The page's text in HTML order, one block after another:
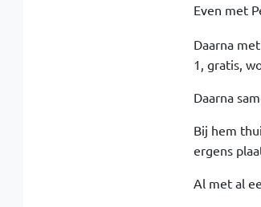
Even met
Daarna
1, gratis,
Daarna
Bij hem
ergens
Al met al